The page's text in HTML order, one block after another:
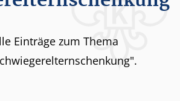
Einträge zum Thema